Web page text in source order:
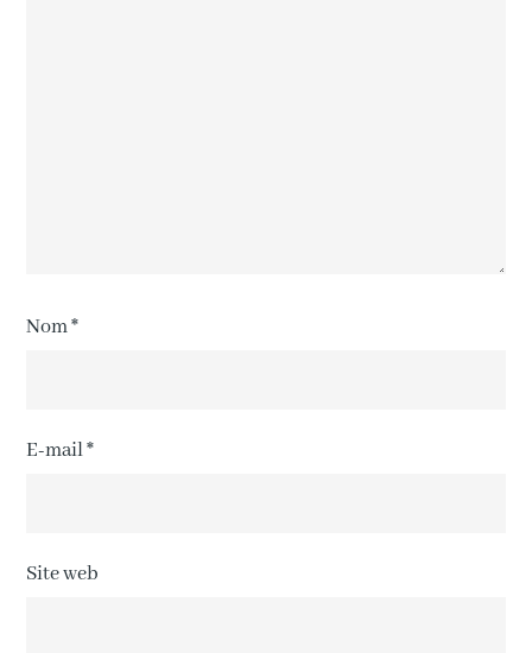
Nom*
E-mail*
Site web